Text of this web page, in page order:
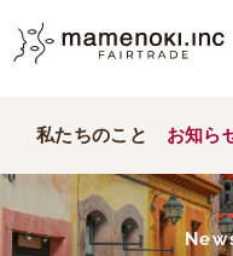
私たちのこと お知ら